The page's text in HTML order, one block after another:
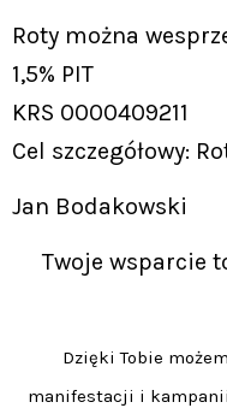
Roty można
1,5% PIT
KRS 0000409211
Cel szczegółowy:
Jan Bodakowski
Twoje wsparcie
Dzięki Tobie
manifestacji i